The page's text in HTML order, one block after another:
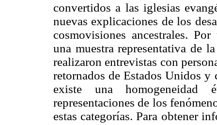
convertidos a las iglesias
nuevas explicaciones de los
cosmovisiones ancestrales.
una muestra representativa de
realizaron entrevistas con
retornados de Estados Unidos y
existe una
representaciones de los
estas categorías. Para obtener